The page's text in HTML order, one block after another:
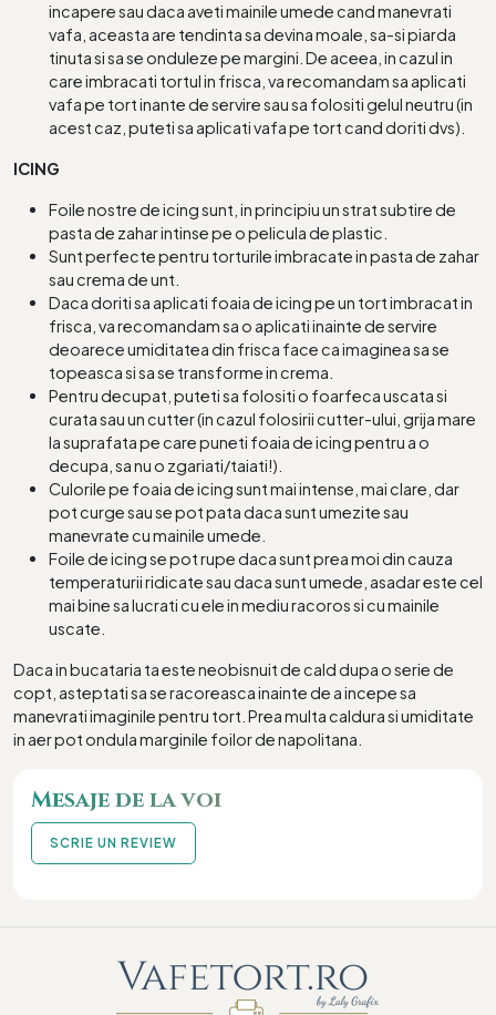
incapere sau daca aveti mainile umede cand manevrati
vafa, aceasta are tendinta sa devina moale, sa-si piarda
tinuta si sa se onduleze pe margini. De aceea, in cazul in
care imbracati tortul in frisca, va recomandam sa aplicati
vafa pe tort inante de servire sau sa folositi gelul neutru (in
acest caz, puteti sa aplicati vafa pe tort cand doriti dvs).
ICING
Foile nostre de icing sunt, in principiu un strat subtire de
pasta de zahar intinse pe o pelicula de plastic.
Sunt perfecte pentru torturile imbracate in pasta de zahar
sau crema de unt.
Daca doriti sa aplicati foaia de icing pe un tort imbracat in
frisca, va recomandam sa o aplicati inainte de servire
deoarece umiditatea din frisca face ca imaginea sa se
topeasca si sa se transforme in crema.
Pentru decupat, puteti sa folositi o foarfeca uscata si
curata sau un cutter (in cazul folosirii cutter-ului, grija mare
la suprafata pe care puneti foaia de icing pentru a o
decupa, sa nu o zgariati/taiati!).
Culorile pe foaia de icing sunt mai intense, mai clare, dar
pot curge sau se pot pata daca sunt umezite sau
manevrate cu mainile umede.
Foile de icing se pot rupe daca sunt prea moi din cauza
temperaturii ridicate sau daca sunt umede, asadar este cel
mai bine sa lucrati cu ele in mediu racoros si cu mainile
uscate.
Daca in bucataria ta este neobisnuit de cald dupa o serie de
copt, asteptati sa se racoreasca inainte de a incepe sa
manevrati imaginile pentru tort. Prea multa caldura si umiditate
in aer pot ondula marginile foilor de napolitana.
Mesaje de la voi
SCRIE UN REVIEW